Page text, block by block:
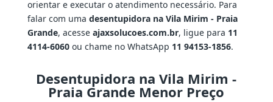
orientar e executar o atendimento necessário. Para
falar com uma desentupidora na Vila Mirim - Praia
Grande, acesse ajaxsolucoes.com.br, ligue para 11
4114-6060ou chame no WhatsApp 11 94153-1856.
Desentupidora na Vila Mirim -
Praia Grande Menor Preço